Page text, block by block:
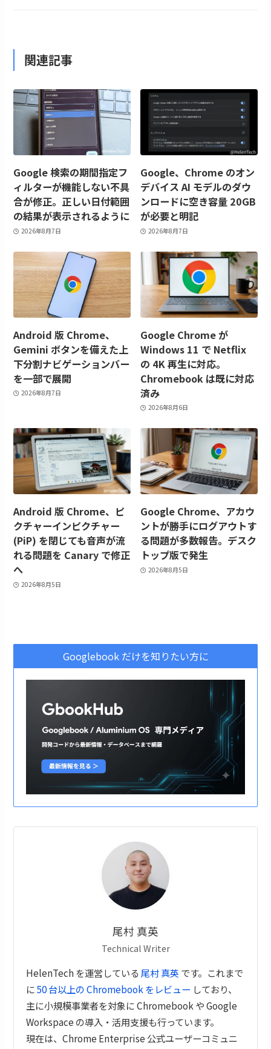
関連記事
Google 検索の期間指定フ
ィルターが機能しない不具
合が修正。正しい日付範囲
の結果が表示されるように
2026年8月7日
Google、Chrome のオン
デバイス AI モデルのダウ
ンロードに空き容量 20GB
が必要と明記
2026年8月7日
Android 版 Chrome、
Gemini ボタンを備えた上
下分割ナビゲーションバー
を一部で展開
2026年8月7日
Google Chrome が
Windows 11 で Netflix
の 4K 再生に対応。
Chromebook は既に対応
済み
2026年8月6日
Android 版 Chrome、ピ
クチャーインピクチャー
(PiP) を閉じても音声が流
れる問題を Canary で修正
へ
2026年8月5日
Google Chrome、アカウ
ントが勝手にログアウトす
る問題が多数報告。デスク
トップ版で発生
2026年8月5日
Googlebook だけを知りたい方に
尾村 真英
Technical Writer
HelenTech を運営している 尾村 真英 です。これまで
に50 台以上の Chromebook をレビュー しており、
主に小規模事業者を対象に Chromebook や Google
Workspace の導入・活用支援も行っています。
現在は、Chrome Enterprise 公式ユーザーコミュニ